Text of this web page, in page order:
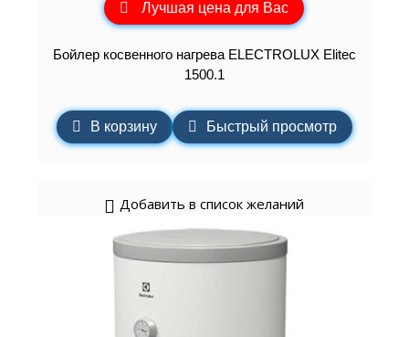
Лучшая цена для Вас
Бойлер косвенного нагрева ELECTROLUX Elitec
1500.1
В корзину Быстрый просмотр
Добавить в список желаний